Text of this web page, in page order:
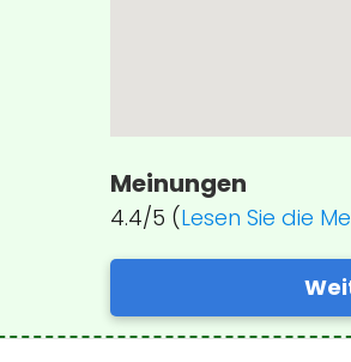
Meinungen
4.4/5 (Lesen Sie die